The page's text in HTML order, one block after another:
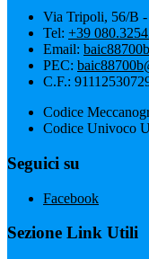
Via Tripoli, 56/B
Tel: +39
Email:
PEC:
C.F.:
Codice
Codice Univoco
Seguici su
Facebook
Sezione Link Utili